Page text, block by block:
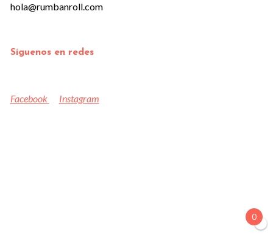
hola@rumbanroll.com
Síguenos en redes
Facebook Instagram
0